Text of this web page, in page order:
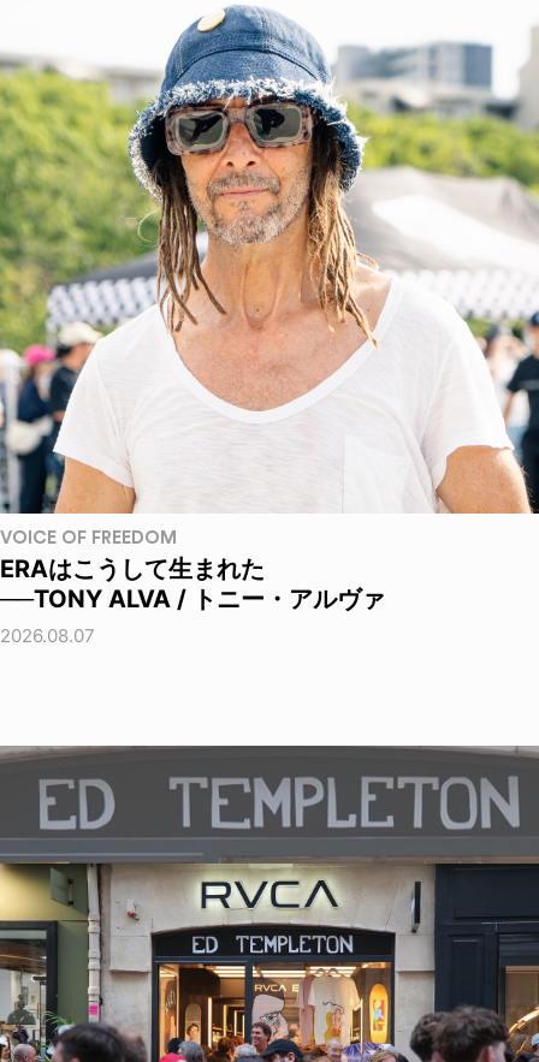
VOICE OF FREEDOM
ERAはこうして生まれた
──TONY ALVA / トニー・アルヴァ
2026.08.07